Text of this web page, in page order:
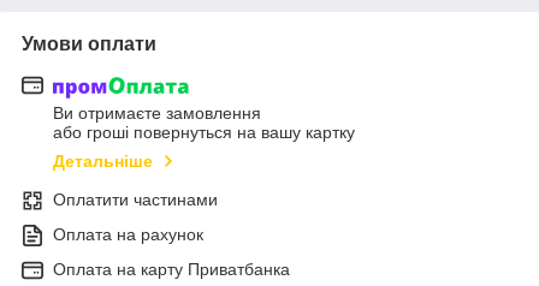
Умови оплати
Ви отримаєте замовлення
або гроші повернуться на вашу картку
Детальніше
Оплатити частинами
Оплата на рахунок
Оплата на карту Приватбанка